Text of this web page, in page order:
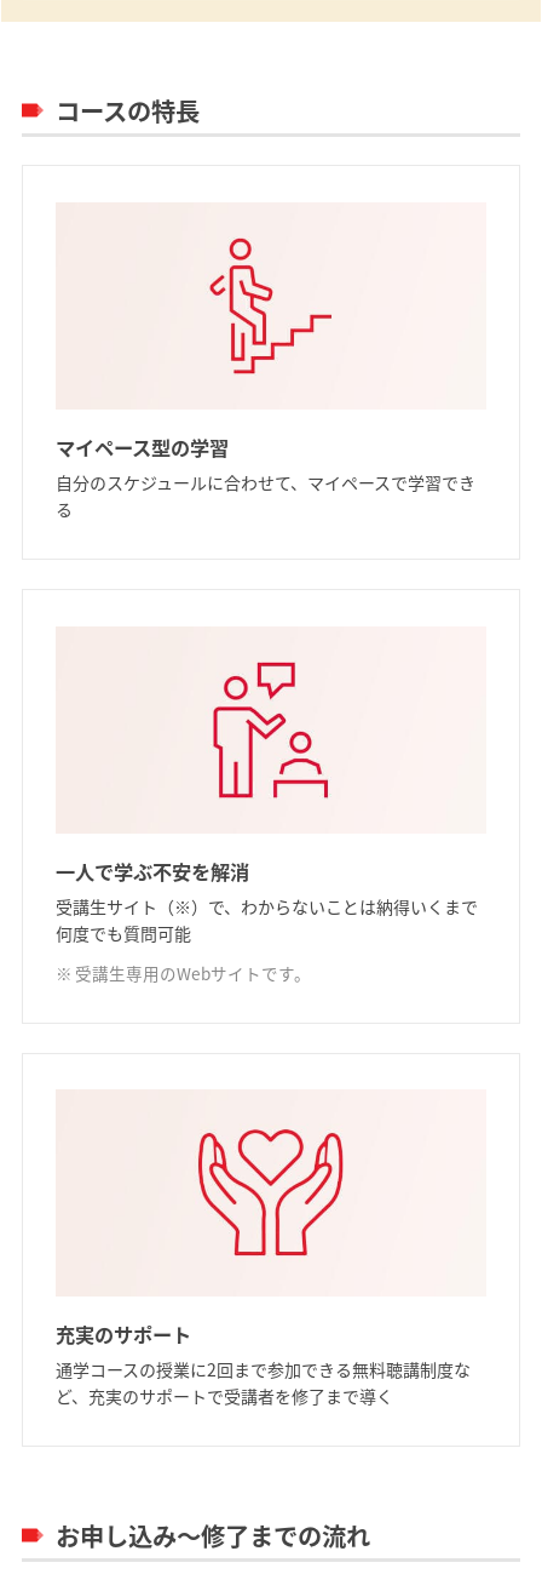
コースの特長
マイペース型の学習
自分のスケジュールに合わせて、マイペースで学習でき
る
一人で学ぶ不安を解消
受講生サイト（※）で、わからないことは納得いくまで
何度でも質問可能
受講生専用のWebサイトです。
充実のサポート
通学コースの授業に2回まで参加できる無料聴講制度な
ど、充実のサポートで受講者を修了まで導く
お申し込み～修了までの流れ